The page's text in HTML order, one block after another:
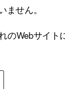
ません。
Webサイ